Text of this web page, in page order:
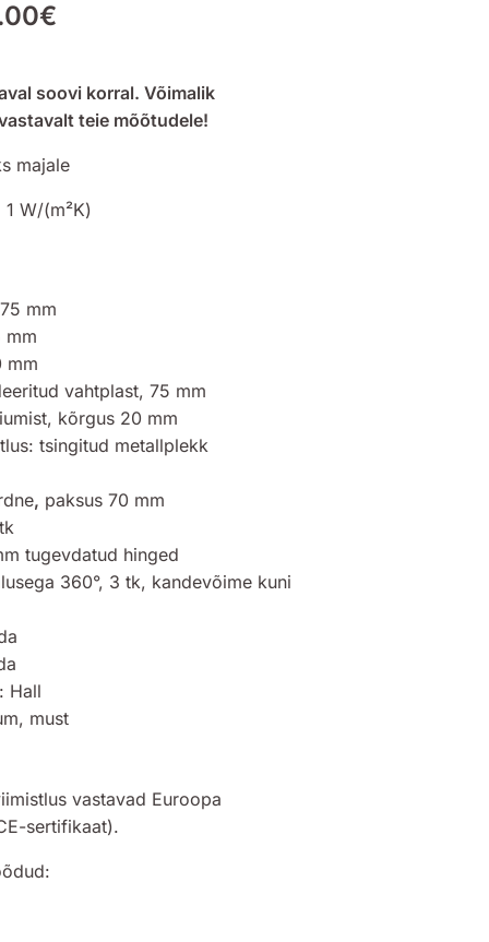
€
soovi korral. Võimalik
teie mõõtudele!
majale
W/(m²K)
mm
mm
mm
vahtplast, 75 mm
kõrgus 20 mm
tsingitud metallplekk
, paksus 70 mm
tugevdatud hinged
360°, 3 tk, kandevõime kuni
Hall
must
vastavad Euroopa
sertifikaat).